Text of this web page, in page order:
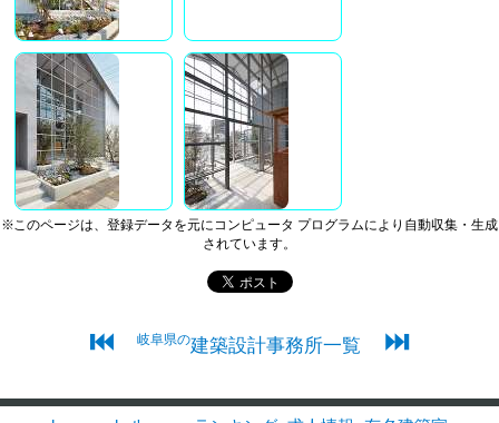
※このページは、登録データを元にコンピュータ プログラムにより自動収集・生成
されています。
⏮ 岐阜県の建築設計事務所一覧 ⏭